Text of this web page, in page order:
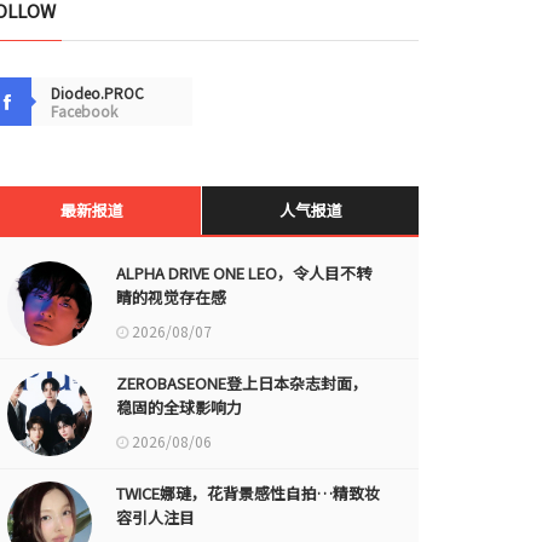
Diodeo.PROC
Facebook
最新报道 人气报道
ALPHA DRIVE ONE LEO，令人目不转
睛的视觉存在感
2026/08/07
ZEROBASEONE登上日本杂志封面，
稳固的全球影响力
2026/08/06
TWICE娜璉，花背景感性自拍…精致妆
容引人注目